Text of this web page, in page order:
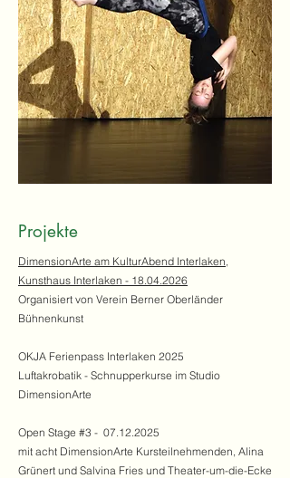
Projekte
DimensionArte am KulturAbend Interlaken,
Kunsthaus Interlaken - 18.04.2026
Organisiert von Verein Berner Oberländer
Bühnenkunst
OKJA Ferienpass Interlaken 2025
Luftakrobatik - Schnupperkurse im Studio
DimensionArte
Open Stage #3 - 07.12.2025
mit acht DimensionArte Kursteilnehmenden, Alina
Grünert und Salvina Fries und Theater-um-die-Ecke